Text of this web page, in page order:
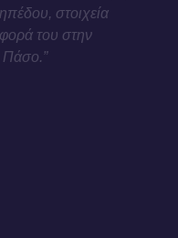
στοιχεία
του στην
Πάσο.”